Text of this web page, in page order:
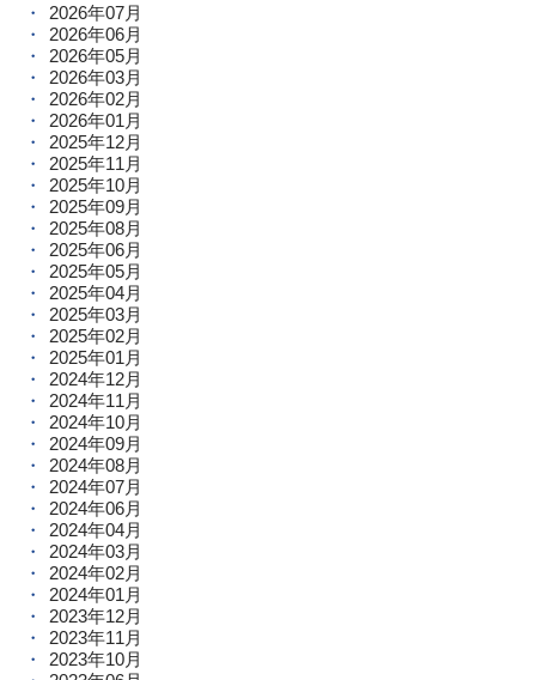
2026年07月
2026年06月
2026年05月
2026年03月
2026年02月
2026年01月
2025年12月
2025年11月
2025年10月
2025年09月
2025年08月
2025年06月
2025年05月
2025年04月
2025年03月
2025年02月
2025年01月
2024年12月
2024年11月
2024年10月
2024年09月
2024年08月
2024年07月
2024年06月
2024年04月
2024年03月
2024年02月
2024年01月
2023年12月
2023年11月
2023年10月